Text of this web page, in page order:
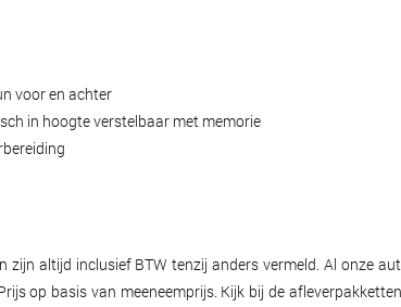
voor en achter
in hoogte verstelbaar met memorie
zijn altijd inclusief BTW tenzij anders vermeld. Al onze
op basis van meeneemprijs. Kijk bij de